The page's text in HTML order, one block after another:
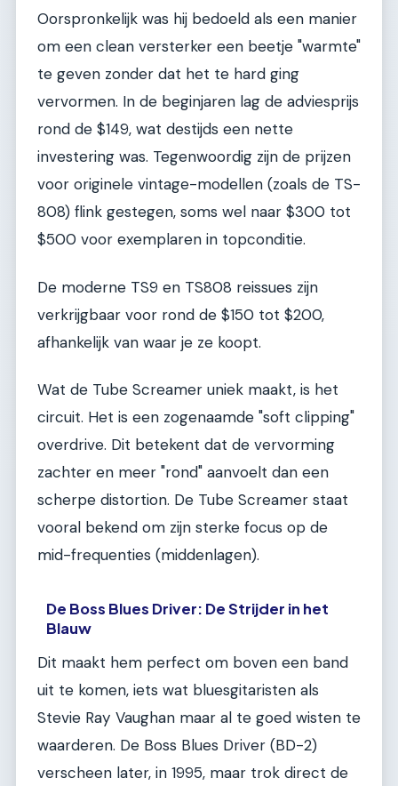
Oorspronkelijk was hij bedoeld als een manier
om een clean versterker een beetje "warmte"
te geven zonder dat het te hard ging
vervormen. In de beginjaren lag de adviesprijs
rond de $149, wat destijds een nette
investering was. Tegenwoordig zijn de prijzen
voor originele vintage-modellen (zoals de TS-
808) flink gestegen, soms wel naar $300 tot
$500 voor exemplaren in topconditie.
De moderne TS9 en TS808 reissues zijn
verkrijgbaar voor rond de $150 tot $200,
afhankelijk van waar je ze koopt.
Wat de Tube Screamer uniek maakt, is het
circuit. Het is een zogenaamde "soft clipping"
overdrive. Dit betekent dat de vervorming
zachter en meer "rond" aanvoelt dan een
scherpe distortion. De Tube Screamer staat
vooral bekend om zijn sterke focus op de
mid-frequenties (middenlagen).
De Boss Blues Driver: De Strijder in het
Blauw
Dit maakt hem perfect om boven een band
uit te komen, iets wat bluesgitaristen als
Stevie Ray Vaughan maar al te goed wisten te
waarderen. De Boss Blues Driver (BD-2)
verscheen later, in 1995, maar trok direct de